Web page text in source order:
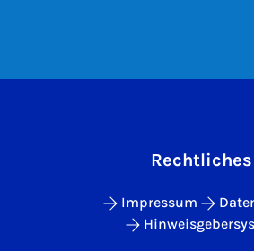
Rechtliches
Impressum